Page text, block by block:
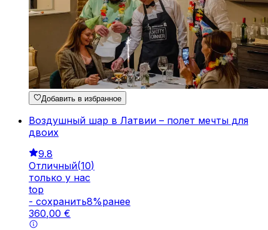
Добавить в избранное
Воздушный шар в Латвии – полет мечты для
двоих
9.8
Отличный(10)
только у нас
top
- cохранить8%ранее
360,00 €